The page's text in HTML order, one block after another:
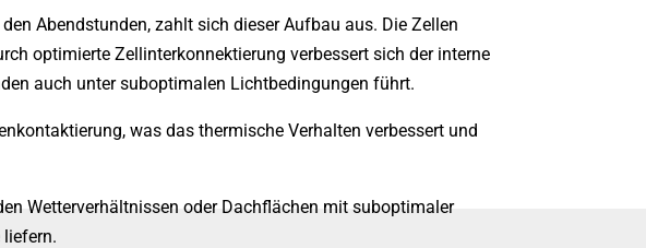
Abendstunden, zahlt sich dieser Aufbau aus. Die Zellen
optimierte Zellinterkonnektierung verbessert sich der interne
auch unter suboptimalen Lichtbedingungen führt.
was das thermische Verhalten verbessert und
Wetterverhältnissen oder Dachflächen mit suboptimaler